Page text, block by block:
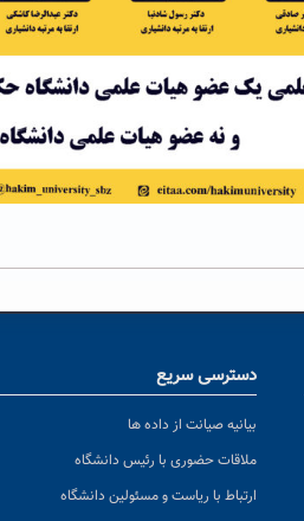
دسترسی سریع
بیانیه صیانت از داده ها
ملاقات حضوری با رئیس دانشگاه
ارتباط با ریاست و مسئولین دانشگاه